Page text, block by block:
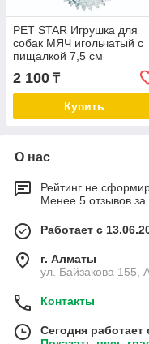
PET STAR Игрушка для
собак МЯЧ игольчатый с
пищалкой 7,5 см
2 100 ₸
Купить
О нас
Рейтинг не
Менее 5 отзывов за
Работает с
г. Алматы
ул. Байзакова 155,
Контакты
Сегодня работает